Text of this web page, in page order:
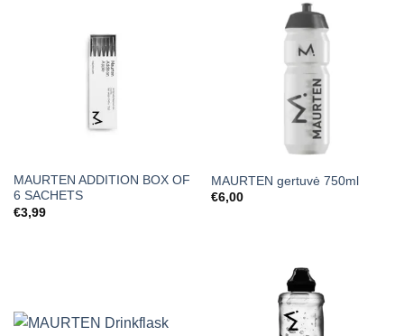
MAURTEN ADDITION BOX OF
6 SACHETS
€3,99
MAURTEN gertuvė 750ml
€6,00